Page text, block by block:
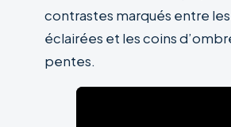
contrastes marqués entre
éclairées et les coins
pentes.